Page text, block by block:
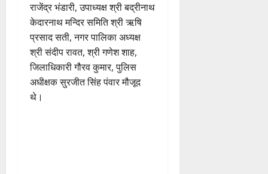
राजेंद्र भंडारी, उपाध्यक्ष श्री बद्रीनाथ
केदारनाथ मन्दिर समिति श्री ऋषि
प्रसाद सती, नगर पालिका अध्यक्ष
श्री संदीप रावत, श्री गणेश शाह,
जिलाधिकारी गौरव कुमार, पुलिस
अधीक्षक सुरजीत सिंह पंवार मौजूद
थे।